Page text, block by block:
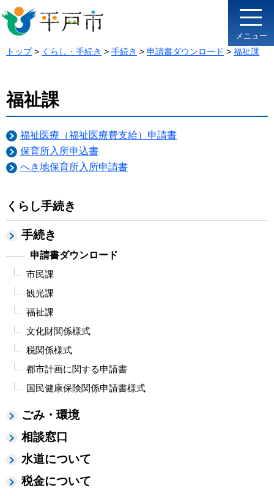
メニュー
トップ> くらし・手続き > 手続き > 申請書ダウンロード > 福祉課
くらし手続き
手続き
申請書ダウンロード
市民課
観光課
福祉課
文化財関係様式
税関係様式
都市計画に関する申請書
国民健康保険関係申請書様式
ごみ・環境
相談窓口
水道について
税金について
福祉課
福祉医療（福祉医療費支給）申請書
保育所入所申込書
へき地保育所入所申請書